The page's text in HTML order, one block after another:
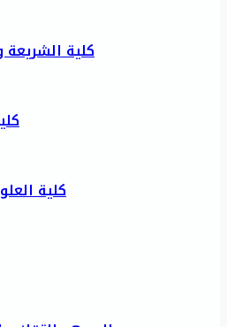
كلية
كلية